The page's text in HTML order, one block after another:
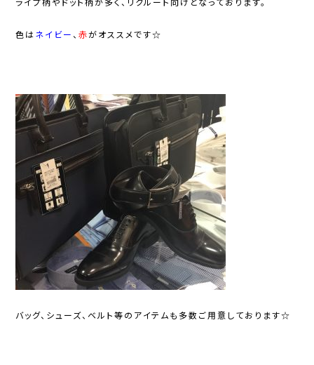
ライプ柄 や ドット柄が多く、リクルート向けとなっております。
色は ネイビー 、赤がオススメです☆
バッグ、シューズ、ベルト等のアイテムも多数ご用意しております☆